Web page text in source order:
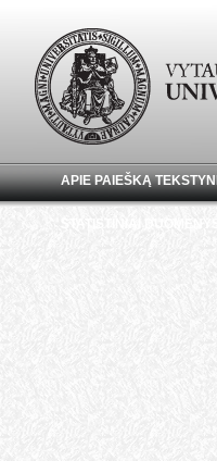
APIE PAIEŠKĄ